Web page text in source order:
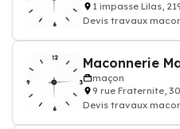
1 impasse Lilas,
Devis travaux
Maconnerie
maçon
9 rue Fraternite,
Devis travaux